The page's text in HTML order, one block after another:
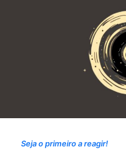
Seja o primeiro a reagir!